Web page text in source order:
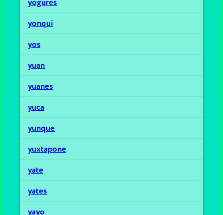
yogures
yonqui
yos
yuan
yuanes
yuca
yunque
yuxtapone
yate
yates
yayo